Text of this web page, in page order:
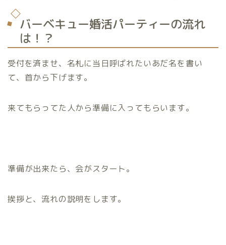
バーベキュー婚活パーティーの流れ
は！？
受付を済ませ、名札に当日呼ばれたいあだ名を書い
て、首から下げます。
来てもらってた人から準備に入ってもらいます。
準備が出来たら、会がスタート。
挨拶と、流れの説明をします。